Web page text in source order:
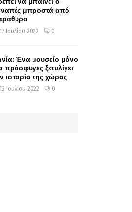
μπροστά από
17 Ιουλίου 2022 0
Ένα μουσείο μόνο
πρόσφυγες ξετυλίγει
ιστορία της χώρας
13 Ιουλίου 2022 0